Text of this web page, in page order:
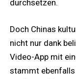
durchsetzen.
Doch Chinas
nicht nur dank
Video-App mit
stammt ebenfalls